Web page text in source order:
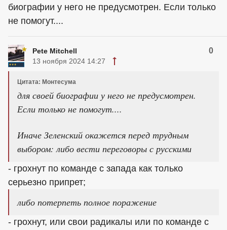
биографии у него не предусмотрен. Если только
не помогут....
Pete Mitchell 0
13 ноября 2024 14:27
Цитата: Монтесума
для своей биографии у него не предусмотрен.
Если только не помогут....
Иначе Зеленский окажется перед трудным
выбором: либо вести переговоры с русскими
- грохнут по команде с запада как только
серьезно припрет;
либо потерпеть полное поражение
- грохнут, или свои радикалы или по команде с